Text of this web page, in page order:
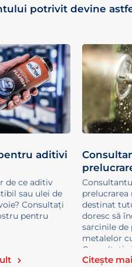
potrivit devine
aditivi
de ce aditiv
sau ulei de
Consultați
pentru
destinat
doresc să
sarcinile de
metalelor
Consultați
nostru.
Citește